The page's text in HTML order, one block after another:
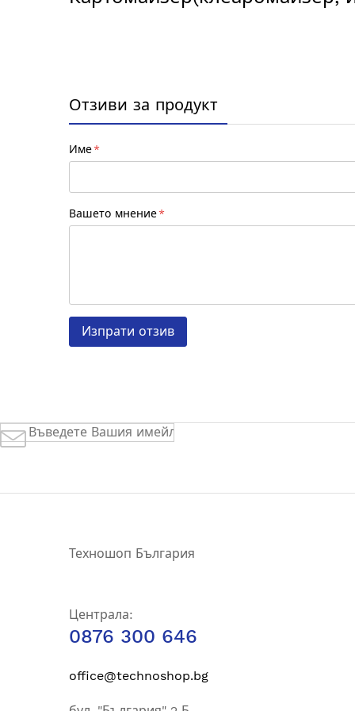
Отзиви за продукт
Име
Вашето мнение
Изпрати отзив
Абонирай
се
Техношоп България
Централа:
0876 300 646
office@technoshop.bg